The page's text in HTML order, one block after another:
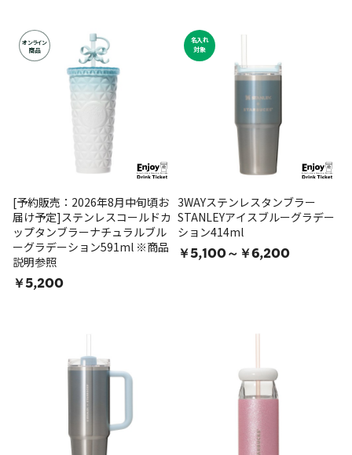
オンライン
商品
[予約販売：2026年8月中旬頃お
届け予定]ステンレスコールドカ
ップタンブラーナチュラルブル
ーグラデーション591ml ※商品
説明参照
￥5,200
名入れ
対象
3WAYステンレスタンブラー
STANLEYアイスブルーグラデー
ション414ml
￥5,100～￥6,200